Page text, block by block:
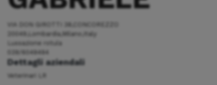
VIA DON GIROTTI 38,CONCOREZZO
20049,Lombardia,Milano,Italy
Lussazione rotula
039/6049494
Dettagli aziendali
Veterinari LR